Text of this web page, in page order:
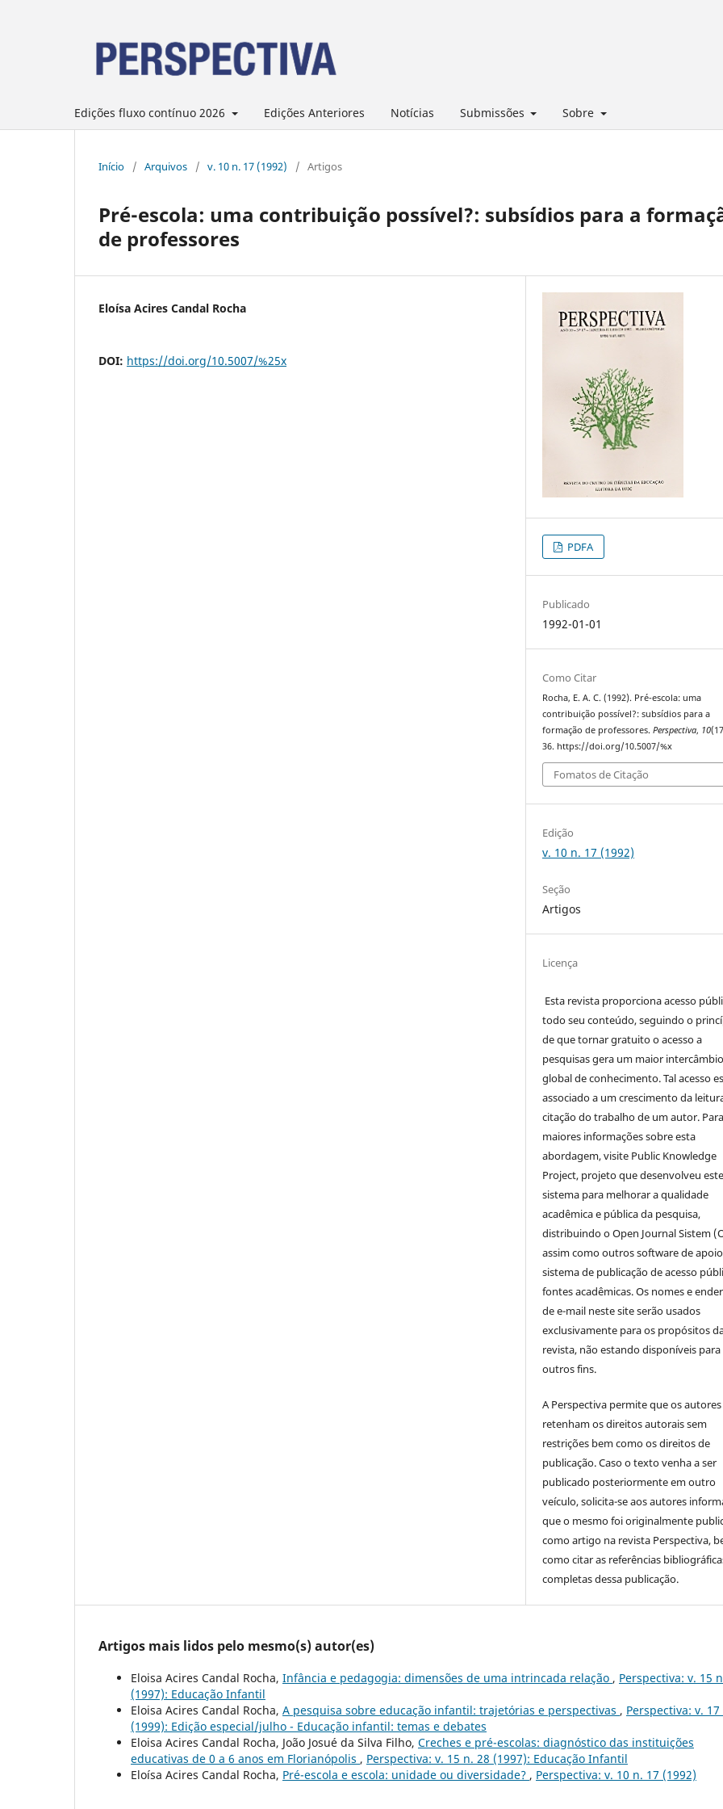
Edições fluxo contínuo 2026 Edições Anteriores Notícias Submissões Sobre
Início / Arquivos / v. 10 n. 17 (1992) / Artigos
Pré-escola: uma contribuição possível?: subsídios para a
de professores
Eloísa Acires Candal Rocha
DOI: https://doi.org/10.5007/%25x
PDFA
Publicado
1992-01-01
Como Citar
Rocha, E. A. C. (1992). Pré-escola: uma
contribuição possível?: subsídios para a
formação de professores.Perspectiva, 10
36. https://doi.org/10.5007/%x
Fomatos de Citação
Edição
v. 10 n. 17 (1992)
Seção
Artigos
Licença
Esta revista proporciona acesso
todo seu conteúdo, seguindo o
de que tornar gratuito o acesso a
pesquisas gera um maior intercâmbio
global de conhecimento. Tal acesso
associado a um crescimento da
citação do trabalho de um autor. Para
maiores informações sobre esta
abordagem, visite Public Knowledge
Project, projeto que desenvolveu este
sistema para melhorar a qualidade
acadêmica e pública da pesquisa,
distribuindo o Open Journal Sistem
assim como outros software de
sistema de publicação de acesso
fontes acadêmicas. Os nomes e
de e-mail neste site serão usados
exclusivamente para os propósitos
revista, não estando disponíveis para
outros fins.
A Perspectiva permite que os autores
retenham os direitos autorais sem
restrições bem como os direitos de
publicação. Caso o texto venha a ser
publicado posteriormente em outro
veículo, solicita-se aos autores
que o mesmo foi originalmente
como artigo na revista Perspectiva,
como citar as referências
completas dessa publicação.
Artigos mais lidos pelo mesmo(s) autor(es)
Eloisa Acires Candal Rocha, Infância e pedagogia: dimensões de uma intrincada relação , Perspectiva: v. 15
(1997): Educação Infantil
Eloisa Acires Candal Rocha, A pesquisa sobre educação infantil: trajetórias e perspectivas , Perspectiva: v. 17
(1999): Edição especial/julho - Educação infantil: temas e debates
Eloisa Acires Candal Rocha, João Josué da Silva Filho, Creches e pré-escolas: diagnóstico das instituições
educativas de 0 a 6 anos em Florianópolis , Perspectiva: v. 15 n. 28 (1997): Educação Infantil
Eloísa Acires Candal Rocha, Pré-escola e escola: unidade ou diversidade? , Perspectiva: v. 10 n. 17 (1992)